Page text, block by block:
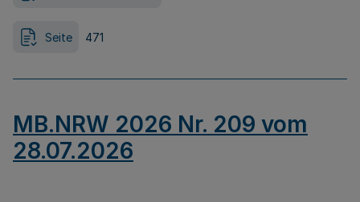
Seite 471
MB.NRW 2026 Nr. 209 vom
28.07.2026